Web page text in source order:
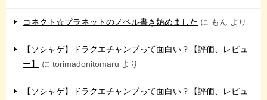
コネクト☆プラネットのノベル書き始めました に もん より
【ソシャゲ】ドラクエチャンプって面白い？【評価、レビュ
ー】
に torimadonitomaru より
【ソシャゲ】ドラクエチャンプって面白い？【評価、レビュ